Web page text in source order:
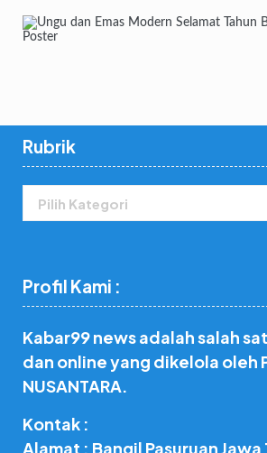
Rubrik
Profil Kami :
Kabar99 news adalah salah
dan online yang dikelola oleh
NUSANTARA.
Kontak :
Alamat : Bangil Pasuruan Jawa